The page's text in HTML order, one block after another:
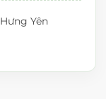
CỬA
Yên